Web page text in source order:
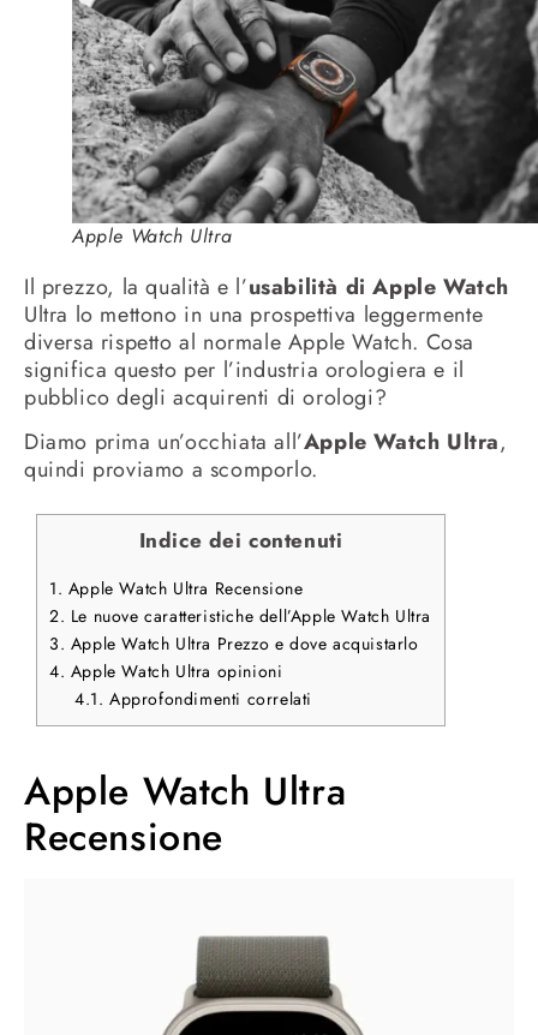
Apple Watch Ultra
Il prezzo, la qualità e l’usabilità di Apple Watch
Ultra lo mettono in una prospettiva leggermente
diversa rispetto al normale Apple Watch. Cosa
significa questo per l’industria orologiera e il
pubblico degli acquirenti di orologi?
Diamo prima un’occhiata all’Apple Watch Ultra,
quindi proviamo a scomporlo.
Indice dei contenuti
1. Apple Watch Ultra Recensione
2. Le nuove caratteristiche dell’Apple Watch Ultra
3. Apple Watch Ultra Prezzo e dove acquistarlo
4. Apple Watch Ultra opinioni
4.1. Approfondimenti correlati
Apple Watch Ultra
Recensione